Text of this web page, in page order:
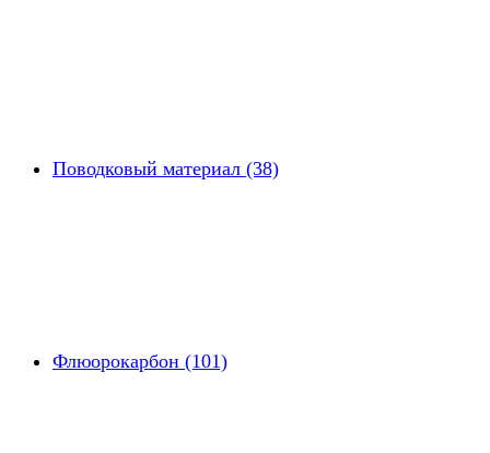
Поводковый материал (38)
Флюорокарбон (101)